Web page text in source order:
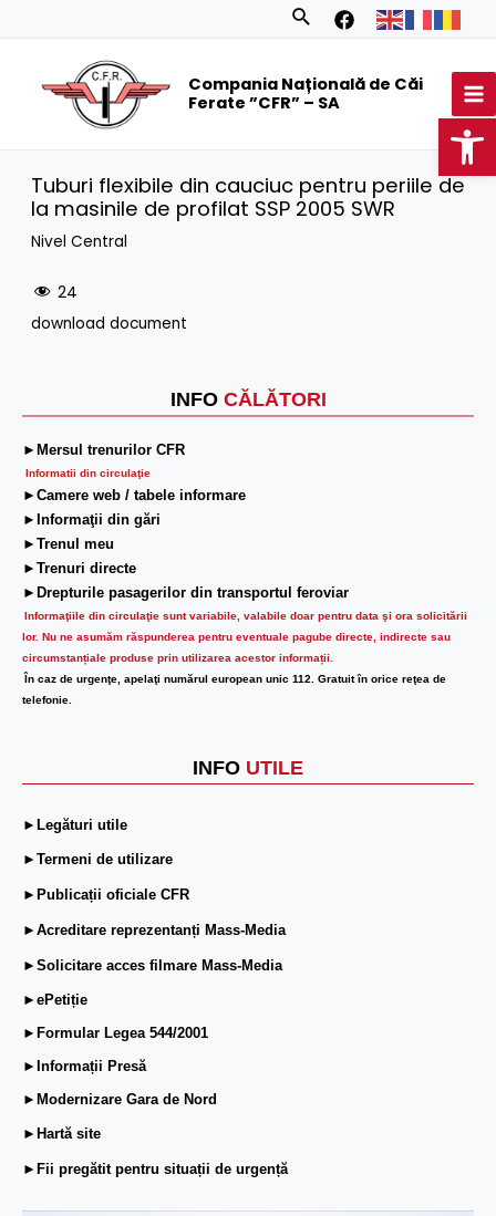
Search
Compania Națională de Căi
Ferate ”CFR” – SA
INFO CĂLĂTORI
►Mersul trenurilor CFR
Informatii din circulaţie
►Camere web / tabele informare
►Informaţii din gări
►Trenul meu
►Trenuri directe
►Drepturile pasagerilor din transportul feroviar
Informaţiile din circulaţie sunt variabile, valabile doar pentru data şi ora solicitării
lor. Nu ne asumăm răspunderea pentru eventuale pagube directe, indirecte sau
circumstanțiale produse prin utilizarea acestor informații.
În caz de urgenţe, apelaţi numărul european unic 112. Gratuit în orice reţea de
telefonie.
INFO UTILE
►Legături utile
►Termeni de utilizare
►Publicații oficiale CFR
►Acreditare reprezentanți Mass-Media
►Solicitare acces filmare Mass-Media
►ePetiție
►Formular Legea 544/2001
►Informații Presă
►Modernizare Gara de Nord
►Hartă site
►Fii pregătit pentru situații de urgență
Tuburi flexibile din cauciuc pentru periile de
la masinile de profilat SSP 2005 SWR
Nivel Central
24
download document